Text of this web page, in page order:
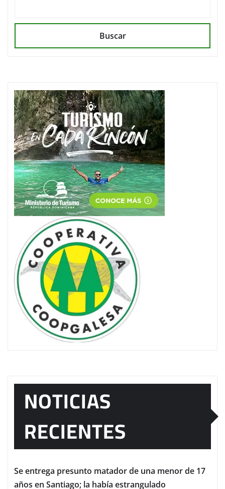
Buscar
NOTICIAS
RECIENTES
Se entrega presunto matador de una menor de 17
años en Santiago; la había estrangulado